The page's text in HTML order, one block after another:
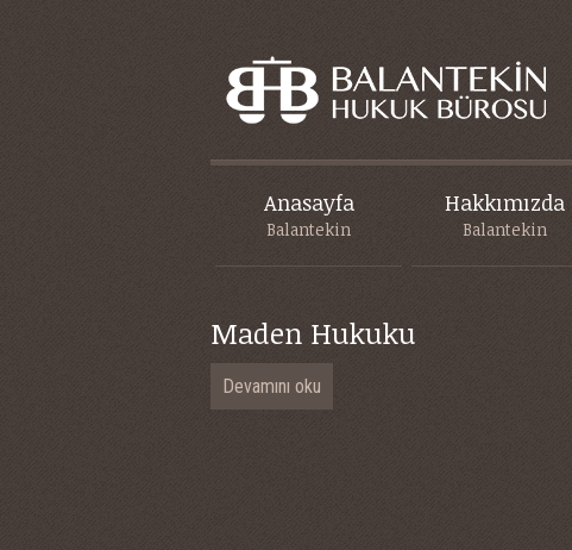
Anasayfa
Balantekin
Hakkımızda
Balantekin
Maden Hukuku
Devamını oku